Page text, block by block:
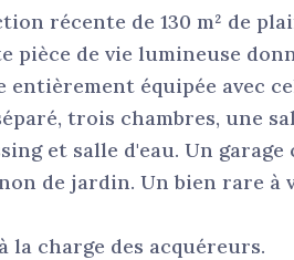
récente de 130 m² de
pièce de vie lumineuse
entièrement équipée avec
trois chambres, une
et salle d'eau. Un garage
de jardin. Un bien rare
la charge des acquéreurs.